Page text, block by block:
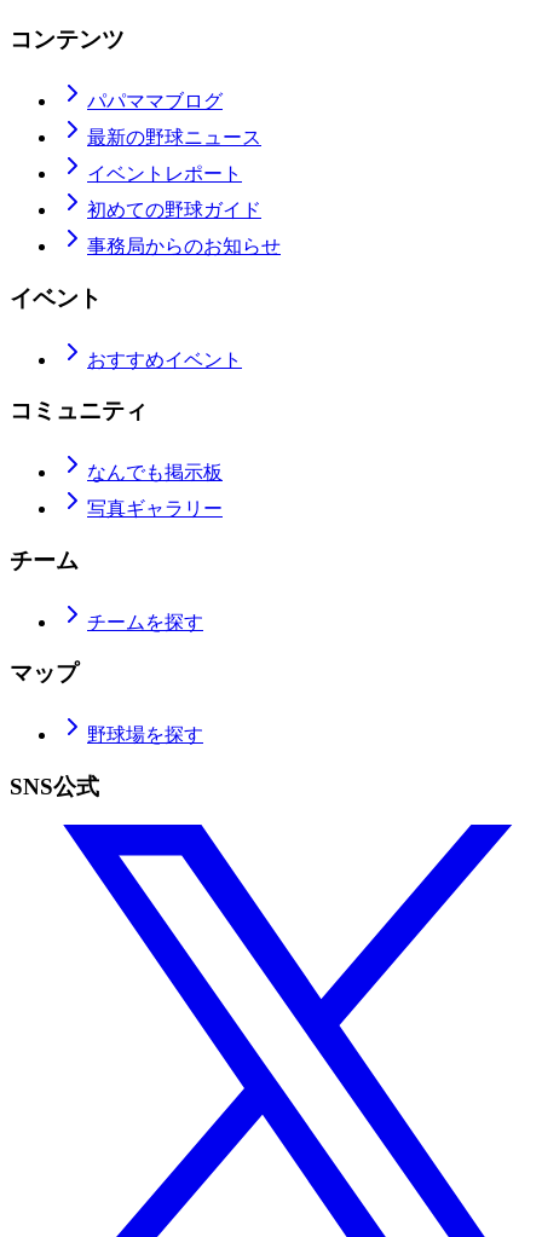
コンテンツ
パパママブログ
最新の野球ニュース
イベントレポート
初めての野球ガイド
事務局からのお知らせ
イベント
おすすめイベント
コミュニティ
なんでも掲示板
写真ギャラリー
チーム
チームを探す
マップ
野球場を探す
SNS公式